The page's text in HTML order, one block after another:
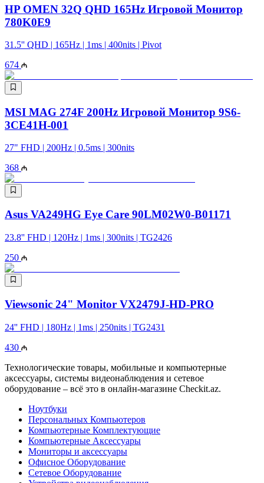
HP OMEN 32Q QHD 165Hz Игровой Монитор
780K0E9
31.5'' QHD | 165Hz | 1ms | 400nits | Pivot
674
MSI MAG 274F 200Hz Игровой Монитор 9S6-
3CE41H-001
27" FHD | 200Hz | 0.5ms | 300nits
368
Asus VA249HG Eye Care 90LM02W0-B01171
23.8'' FHD | 120Hz | 1ms | 300nits | TG2426
250
Viewsonic 24" Monitor VX2479J-HD-PRO
24'' FHD | 180Hz | 1ms | 250nits | TG2431
430
Технологические товары, мобильные и компьютерные
аксессуары, системы видеонаблюдения и сетевое
оборудование – всё это в онлайн-магазине Checkit.az.
Ноутбуки
Персональных Компьютеров
Компьютерные Комплектующие
Компьютерные Аксессуары
Мониторы и аксессуары
Офисное Оборудование
Сетевое Оборудование